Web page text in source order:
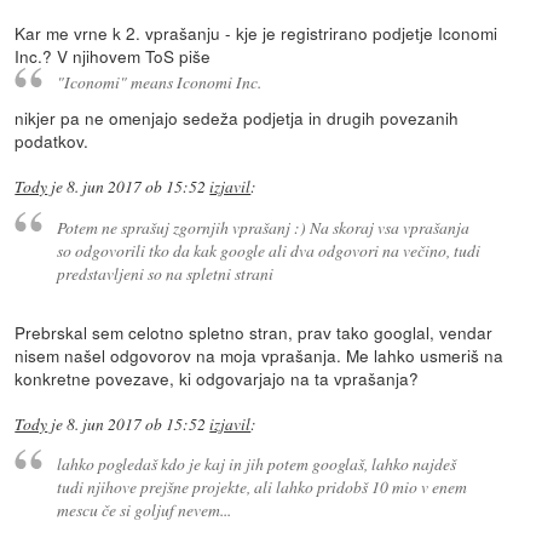
Kar me vrne k 2. vprašanju - kje je registrirano podjetje Iconomi
Inc.? V njihovem ToS piše
"Iconomi" means Iconomi Inc.
nikjer pa ne omenjajo sedeža podjetja in drugih povezanih
podatkov.
Tody je8. jun 2017 ob 15:52 izjavil:
Potem ne sprašuj zgornjih vprašanj :) Na skoraj vsa vprašanja
so odgovorili tko da kak google ali dva odgovori na večino, tudi
predstavljeni so na spletni strani
Prebrskal sem celotno spletno stran, prav tako googlal, vendar
nisem našel odgovorov na moja vprašanja. Me lahko usmeriš na
konkretne povezave, ki odgovarjajo na ta vprašanja?
Tody je8. jun 2017 ob 15:52 izjavil:
lahko pogledaš kdo je kaj in jih potem googlaš, lahko najdeš
tudi njihove prejšne projekte, ali lahko pridobš 10 mio v enem
mescu če si goljuf nevem...